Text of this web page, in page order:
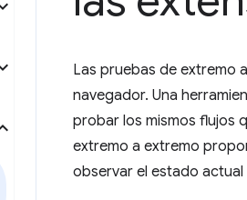
Las pruebas de extremo
navegador. Una
probar los mismos flujos
extremo a extremo
observar el estado